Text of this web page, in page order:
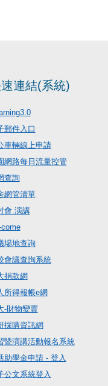
連結(系統)
郵件入口
車輛線上申請
網路每日流量控管
查詢
網管清單
會.演講
場地查詢
會議查詢系統
捐款網
所得報帳e網
-財物變賣
採購資訊網
暨演講活動報名系統
助學金申請 - 登入
公文系統登入